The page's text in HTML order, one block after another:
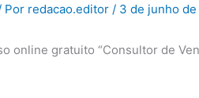
Por redacao.editor / 3 de junho
online gratuito “Consultor de